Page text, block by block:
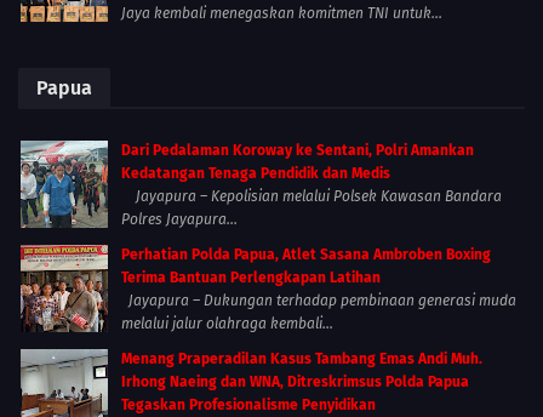
Jaya kembali menegaskan komitmen TNI untuk...
Papua
Dari Pedalaman Koroway ke Sentani, Polri Amankan
Kedatangan Tenaga Pendidik dan Medis
Jayapura – Kepolisian melalui Polsek Kawasan Bandara
Polres Jayapura...
Perhatian Polda Papua, Atlet Sasana Ambroben Boxing
Terima Bantuan Perlengkapan Latihan
Jayapura – Dukungan terhadap pembinaan generasi muda
melalui jalur olahraga kembali...
Menang Praperadilan Kasus Tambang Emas Andi Muh.
Irhong Naeing dan WNA, Ditreskrimsus Polda Papua
Tegaskan Profesionalisme Penyidikan